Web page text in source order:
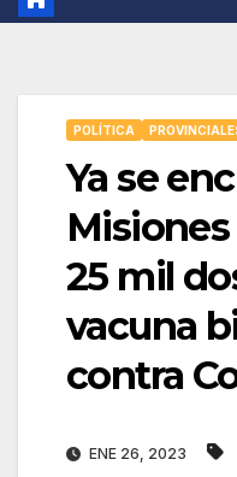
POLÍTICA
Ya se
25 mil
vacuna
contra
ENE 26, 2023